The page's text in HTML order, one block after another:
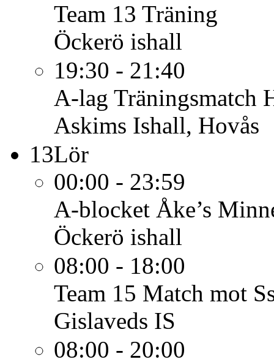
Team 13 Träning
Öckerö ishall
19:30 - 21:40
A-lag Träningsmatch
Askims Ishall, Hovås
13Lör
00:00 - 23:59
A-blocket Åke’s
Öckerö ishall
08:00 - 18:00
Team 15 Match mot
Gislaveds IS
08:00 - 20:00